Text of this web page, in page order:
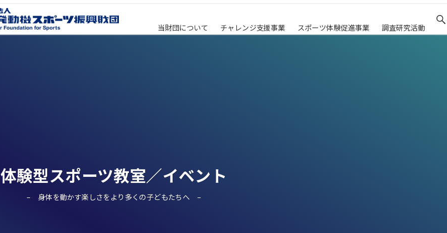
当財団について チャレンジ支援事業 スポーツ体験促進事業 調査研究活動
体験型スポーツ教室／イベント
身体を動かす楽しさをより多くの子どもたちへ